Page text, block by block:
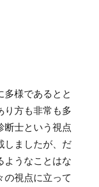
多様であるとと
り方も非常も多
断士という視点
しましたが、だ
ようなことはな
の視点に立って